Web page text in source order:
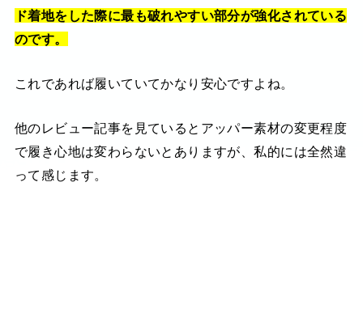
ド着地をした際に最も破れやすい部分が強化されている
のです。
これであれば履いていてかなり安心ですよね。
他のレビュー記事を見ているとアッパー素材の変更程度
で履き心地は変わらないとありますが、私的には全然違
って感じます。